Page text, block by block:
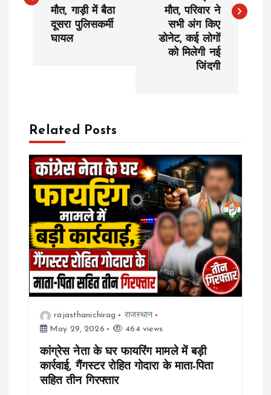
v
g
t
o
मौत, गाड़ी में बैठा
दूसरा पुलिसकर्मी
घायल
मौत, परिवार ने
सभी अंग किए
डोनेट, कई लोगों
को मिलेगी नई
जिंदगी
Related Posts
rajasthanichirag
राजस्थान
May 29, 2026
464 views
कांग्रेस नेता के घर फायरिंग मामले में बड़ी
कार्रवाई, गैंगस्टर रोहित गोदारा के माता-पिता
सहित तीन गिरफ्तार